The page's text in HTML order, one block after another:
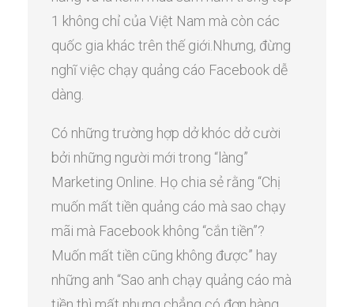
1 không chỉ của Việt Nam mà còn các
quốc gia khác trên thế giới.Nhưng, đừng
nghĩ việc chạy quảng cáo Facebook dễ
dàng.
Có những trường hợp dở khóc dở cười
bởi những người mới trong “làng”
Marketing Online. Họ chia sẻ rằng “Chị
muốn mất tiền quảng cáo mà sao chạy
mãi mà Facebook không “cắn tiền”?
Muốn mất tiền cũng không được” hay
những anh “Sao anh chạy quảng cáo mà